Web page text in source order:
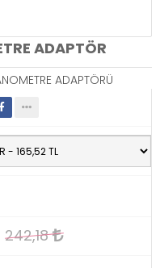
ADAPTÖR
ADAPTÖRÜ
242,18